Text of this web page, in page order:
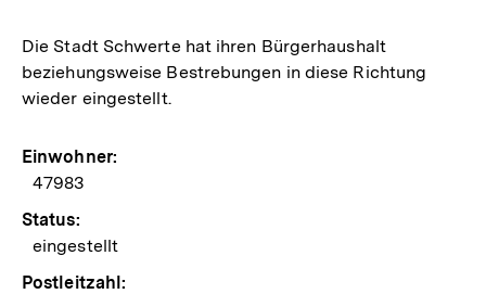
Die Stadt Schwerte hat ihren Bürgerhaushalt
beziehungsweise Bestrebungen in diese Richtung
wieder eingestellt.
Einwohner:
47983
Status:
eingestellt
Postleitzahl: